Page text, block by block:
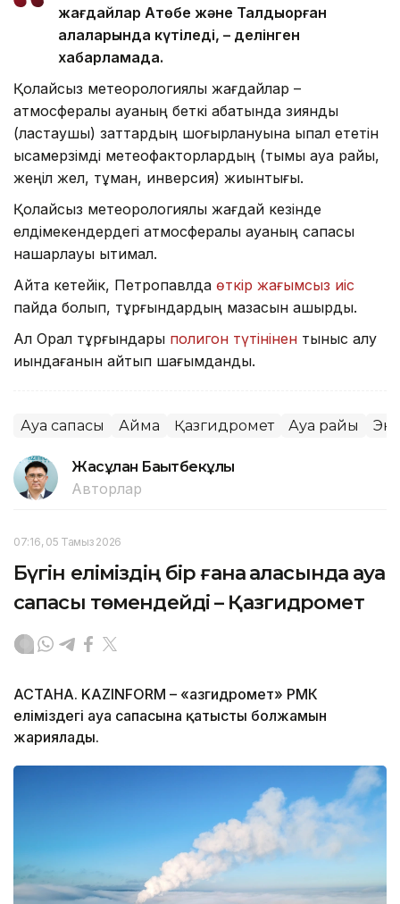
жағдайлар Ақтөбе және Талдықорған
қалаларында күтіледі, – делінген
хабарламада.
Қолайсыз метеорологиялық жағдайлар –
атмосфералық ауаның беткі қабатында зиянды
(ластаушы) заттардың шоғырлануына ықпал ететін
қысқамерзімді метеофакторлардың (тымық ауа райы,
жеңіл жел, тұман, инверсия) жиынтығы.
Қолайсыз метеорологиялық жағдай кезінде
елдімекендердегі атмосфералық ауаның сапасы
нашарлауы ықтимал.
Айта кетейік, Петропавлда өткір жағымсыз иіс
пайда болып, тұрғындардың мазасын қашырды.
Ал Орал тұрғындары полигон түтінінен тыныс алу
қиындағанын айтып шағымданды.
Ауа сапасы Аймақ Қазгидромет Ауа райы
Жасұлан Бақытбекұлы
Авторлар
07:16, 05 Тамыз 2026
Бүгін еліміздің бір ғана қаласында ауа
сапасы төмендейді – Қазгидромет
АСТАНА. KAZINFORM – «Қазгидромет» РМК
еліміздегі ауа сапасына қатысты болжамын
жариялады.